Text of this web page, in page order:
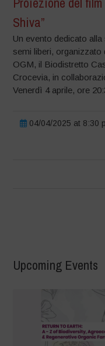
Shiva”
Un evento dedicato
semi liberi,
OGM, il Biodistretto
Crocevia, in
Venerdì 4 aprile, ore
04/04/2025 at 8:30
Upcoming Events